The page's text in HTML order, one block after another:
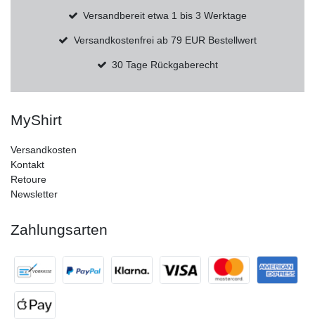
Versandbereit etwa 1 bis 3 Werktage
Versandkostenfrei ab 79 EUR Bestellwert
30 Tage Rückgaberecht
MyShirt
Versandkosten
Kontakt
Retoure
Newsletter
Zahlungsarten